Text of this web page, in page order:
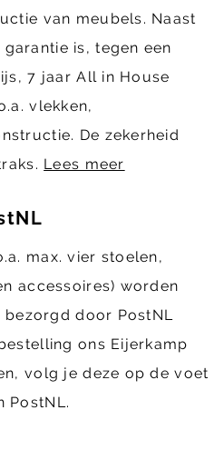
van meubels. Naast
is, tegen een
7 jaar All in House
vlekken,
De zekerheid
Lees meer
max. vier stoelen,
accessoires) worden
door PostNL
ons Eijerkamp
volg je deze op de voet
PostNL.